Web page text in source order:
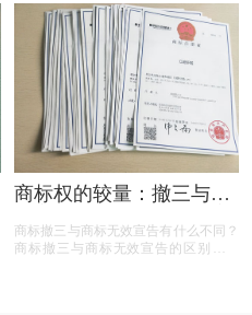
标权益。文章概述了商标撤三定义、答
辩、复审流程，以及如何通过有效的证
据和专业策略来保护商标不被撤销。
商标权的较量：撤三与无
对？
商标撤三与商标无效宣告有什么不同？
商标撤三与商标无效宣告的区别在哪